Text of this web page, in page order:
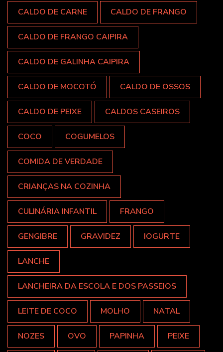
CALDO DE CARNE CALDO DE FRANGO
CALDO DE FRANGO CAIPIRA
CALDO DE GALINHA CAIPIRA
CALDO DE MOCOTÓ CALDO DE OSSOS
CALDO DE PEIXE CALDOS CASEIROS
COCO COGUMELOS
COMIDA DE VERDADE
CRIANÇAS NA COZINHA
CULINÁRIA INFANTIL FRANGO
GENGIBRE GRAVIDEZ IOGURTE
LANCHE
LANCHEIRA DA ESCOLA E DOS PASSEIOS
LEITE DE COCO MOLHO NATAL
NOZES OVO PAPINHA PEIXE